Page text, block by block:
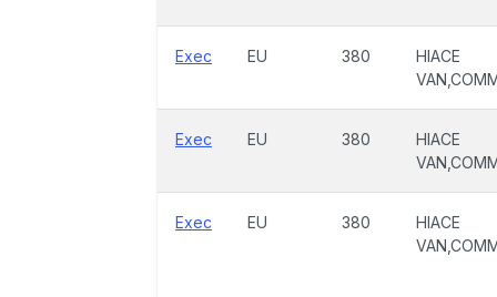
Exec EU 380
HIACE
Exec EU 380
HIACE
Exec EU 380
HIACE